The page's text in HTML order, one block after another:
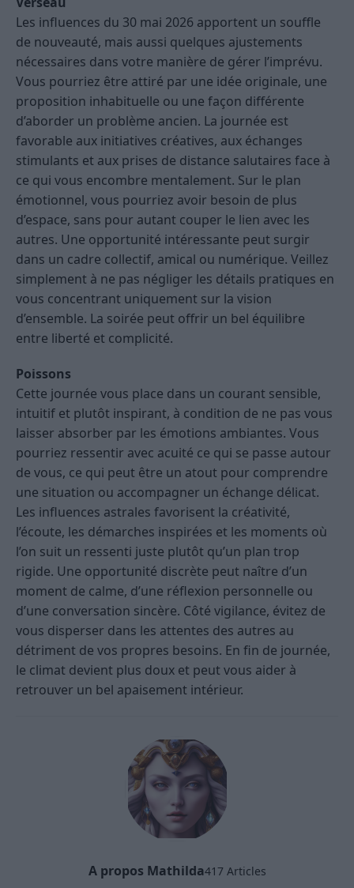
Les influences du 30 mai 2026 apportent un souffle
de nouveauté, mais aussi quelques ajustements
nécessaires dans votre manière de gérer l’imprévu.
Vous pourriez être attiré par une idée originale, une
proposition inhabituelle ou une façon différente
d’aborder un problème ancien. La journée est
favorable aux initiatives créatives, aux échanges
stimulants et aux prises de distance salutaires face à
ce qui vous encombre mentalement. Sur le plan
émotionnel, vous pourriez avoir besoin de plus
d’espace, sans pour autant couper le lien avec les
autres. Une opportunité intéressante peut surgir
dans un cadre collectif, amical ou numérique. Veillez
simplement à ne pas négliger les détails pratiques en
vous concentrant uniquement sur la vision
d’ensemble. La soirée peut offrir un bel équilibre
entre liberté et complicité.
Poissons
Cette journée vous place dans un courant sensible,
intuitif et plutôt inspirant, à condition de ne pas vous
laisser absorber par les émotions ambiantes. Vous
pourriez ressentir avec acuité ce qui se passe autour
de vous, ce qui peut être un atout pour comprendre
une situation ou accompagner un échange délicat.
Les influences astrales favorisent la créativité,
l’écoute, les démarches inspirées et les moments où
l’on suit un ressenti juste plutôt qu’un plan trop
rigide. Une opportunité discrète peut naître d’un
moment de calme, d’une réflexion personnelle ou
d’une conversation sincère. Côté vigilance, évitez de
vous disperser dans les attentes des autres au
détriment de vos propres besoins. En fin de journée,
le climat devient plus doux et peut vous aider à
retrouver un bel apaisement intérieur.
A propos Mathilda417 Articles